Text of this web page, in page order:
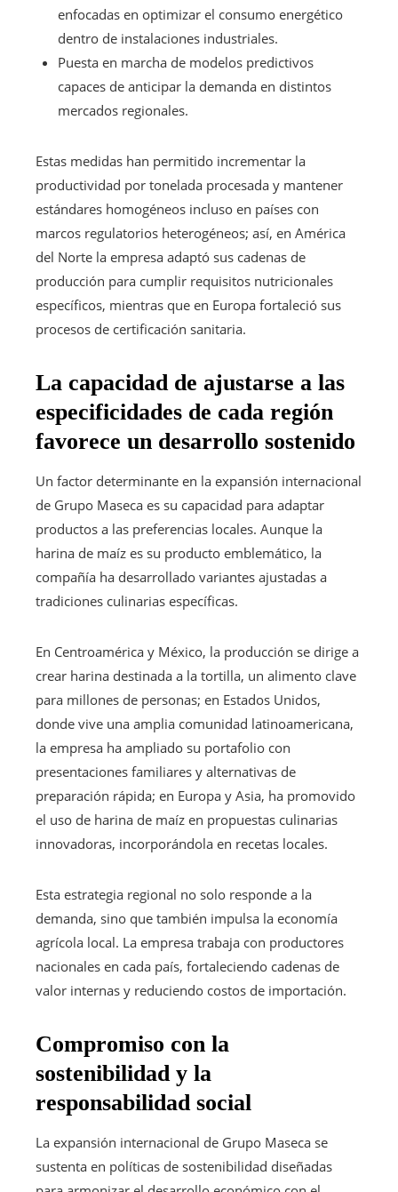
enfocadas en optimizar el consumo energético
dentro de instalaciones industriales.
Puesta en marcha de modelos predictivos
capaces de anticipar la demanda en distintos
mercados regionales.
Estas medidas han permitido incrementar la
productividad por tonelada procesada y mantener
estándares homogéneos incluso en países con
marcos regulatorios heterogéneos; así, en América
del Norte la empresa adaptó sus cadenas de
producción para cumplir requisitos nutricionales
específicos, mientras que en Europa fortaleció sus
procesos de certificación sanitaria.
La capacidad de ajustarse a las
especificidades de cada región
favorece un desarrollo sostenido
Un factor determinante en la expansión internacional
de Grupo Maseca es su capacidad para adaptar
productos a las preferencias locales. Aunque la
harina de maíz es su producto emblemático, la
compañía ha desarrollado variantes ajustadas a
tradiciones culinarias específicas.
En Centroamérica y México, la producción se dirige a
crear harina destinada a la tortilla, un alimento clave
para millones de personas; en Estados Unidos,
donde vive una amplia comunidad latinoamericana,
la empresa ha ampliado su portafolio con
presentaciones familiares y alternativas de
preparación rápida; en Europa y Asia, ha promovido
el uso de harina de maíz en propuestas culinarias
innovadoras, incorporándola en recetas locales.
Esta estrategia regional no solo responde a la
demanda, sino que también impulsa la economía
agrícola local. La empresa trabaja con productores
nacionales en cada país, fortaleciendo cadenas de
valor internas y reduciendo costos de importación.
Compromiso con la
sostenibilidad y la
responsabilidad social
La expansión internacional de Grupo Maseca se
sustenta en políticas de sostenibilidad diseñadas